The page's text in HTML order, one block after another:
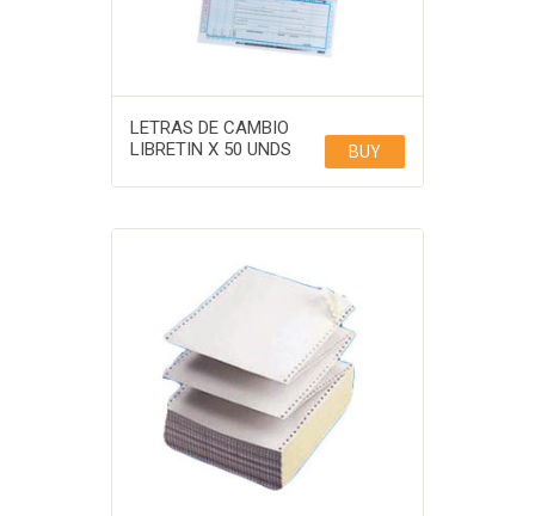
LETRAS DE CAMBIO
LIBRETIN X 50 UNDS
BUY